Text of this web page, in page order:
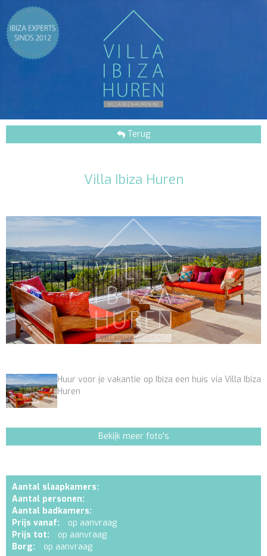
Terug
Villa Ibiza Huren
Huur voor je vakantie op Ibiza een huis via Villa Ibiza
Huren
Bekijk meer foto's
Aantal slaapkamers:
Aantal personen:
Aantal badkamers:
Prijs vanaf:
op aanvraag
Prijs tot:
op aanvraag
Borg:
op aanvraag